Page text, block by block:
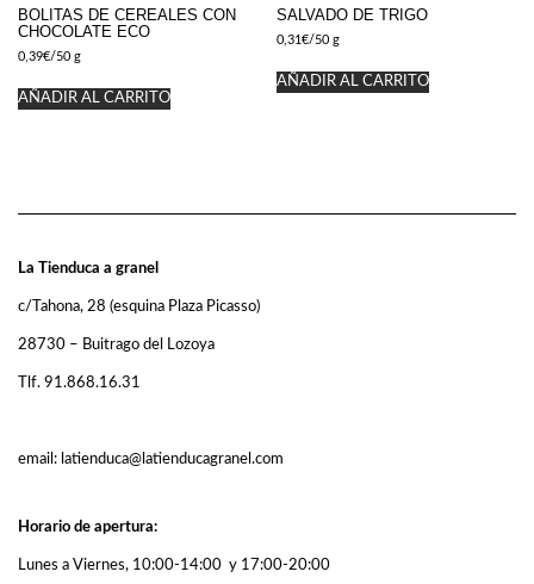
BOLITAS DE CEREALES CON
CHOCOLATE ECO
0,39€/50 g
AÑADIR AL CARRITO
SALVADO DE TRIGO
0,31€/50 g
AÑADIR AL CARRITO
La Tienduca a granel
c/Tahona, 28 (esquina Plaza Picasso)
28730 – Buitrago del Lozoya
Tlf. 91.868.16.31
email: latienduca@latienducagranel.com
Horario de apertura:
Lunes a Viernes, 10:00-14:00 y 17:00-20:00